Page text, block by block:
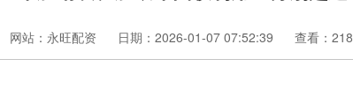
网站：永旺配资 日期：2026-01-07 07:52:39 查看：218